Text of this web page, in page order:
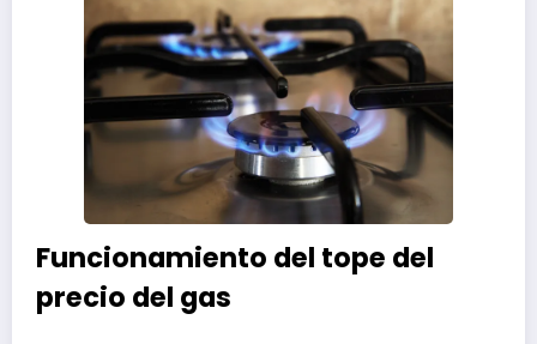
Funcionamiento del tope del
precio del gas